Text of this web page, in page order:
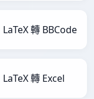
LaTeX 轉 BBCode
LaTeX 轉 Excel